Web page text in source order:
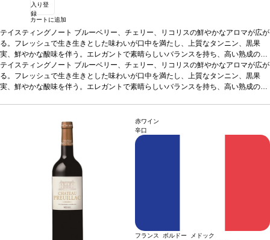
入り登
録
カートに追加
テイスティングノート ブルーベリー、チェリー、リコリスの鮮やかなアロマが広が
る。フレッシュで生き生きとした味わいが口中を満たし、上質なタンニン、黒果
実、鮮やかな酸味を伴う。エレガントで素晴らしいバランスを持ち、高い熟成のポ
テンシャルを予感させる逸品。合う料理神戸牛、トリュフ、グリルしたラムなど
と好相性葡萄品種100% カベルネ・ソーヴィニヨン
テイスティングノート ブルーベリー、チェリー、リコリスの鮮やかなアロマが広が
る。フレッシュで生き生きとした味わいが口中を満たし、上質なタンニン、黒果
実、鮮やかな酸味を伴う。エレガントで素晴らしいバランスを持ち、高い熟成のポ
赤ワイン
辛口
フランス ボルドー メドック